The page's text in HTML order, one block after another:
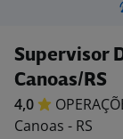
Supervisor
Canoas/RS
4,0
Canoas - RS